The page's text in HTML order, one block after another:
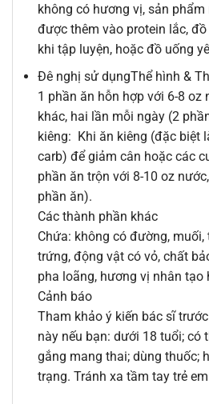
không có hương vị, sản phẩm
được thêm vào protein lắc,
khi tập luyện, hoặc đồ uống
Đê nghị sử dụngThể hình &
1 phần ăn hỗn hợp với 6-8 oz
khác, hai lần mỗi ngày (2
kiêng: Khi ăn kiêng (đặc biệt
carb) để giảm cân hoặc các
phần ăn trộn với 8-10 oz
phần ăn).
Các thành phần khác
Chứa: không có đường, muối,
trứng, động vật có vỏ, chất
pha loãng, hương vị nhân tạo
Cảnh báo
Tham khảo ý kiến ​​bác sĩ
này nếu bạn: dưới 18 tuổi; có
gắng mang thai; dùng thuốc;
trạng. Tránh xa tầm tay trẻ